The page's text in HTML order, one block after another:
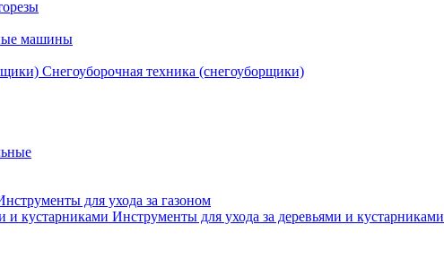
машины
Снегоуборочная техника (снегоуборщики)
для ухода за газоном
Инструменты для ухода за деревьями и кустарниками